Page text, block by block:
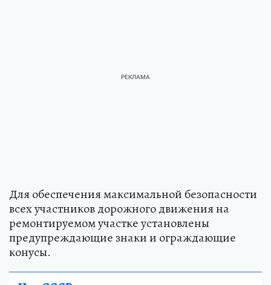
Для обеспечения максимальной безопасности
всех участников дорожного движения на
ремонтируемом участке установлены
предупреждающие знаки и ограждающие
конусы.